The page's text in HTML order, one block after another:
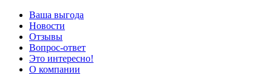
Ваша выгода
Новости
Отзывы
Вопрос-ответ
Это интересно!
О компании